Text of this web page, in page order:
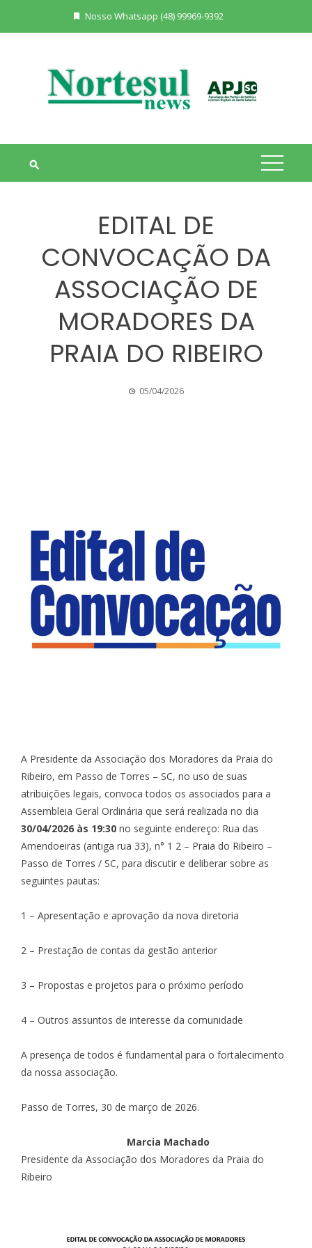
Nosso Whatsapp (48) 99969-9392
EDITAL DE
CONVOCAÇÃO DA
ASSOCIAÇÃO DE
MORADORES DA
PRAIA DO RIBEIRO
05/04/2026
A Presidente da Associação dos Moradores da Praia do
Ribeiro, em Passo de Torres – SC, no uso de suas
atribuições legais, convoca todos os associados para a
Assembleia Geral Ordinária que será realizada no dia
30/04/2026 às 19:30 no seguinte endereço: Rua das
Amendoeiras (antiga rua 33), n° 1 2 – Praia do Ribeiro –
Passo de Torres / SC, para discutir e deliberar sobre as
seguintes pautas:
1 – Apresentação e aprovação da nova diretoria
2 – Prestação de contas da gestão anterior
3 – Propostas e projetos para o próximo período
4 – Outros assuntos de interesse da comunidade
A presença de todos é fundamental para o fortalecimento
da nossa associação.
Passo de Torres, 30 de março de 2026.
Marcia Machado
Presidente da Associação dos Moradores da Praia do
Ribeiro